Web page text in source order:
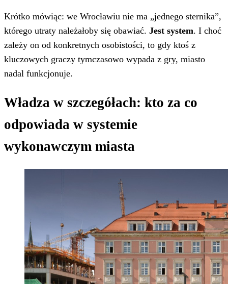
Krótko mówiąc: we Wrocławiu nie ma „jednego sternika”,
którego utraty należałoby się obawiać. Jest system. I choć
zależy on od konkretnych osobistości, to gdy ktoś z
kluczowych graczy tymczasowo wypada z gry, miasto
nadal funkcjonuje.
Władza w szczegółach: kto za co
odpowiada w systemie
wykonawczym miasta